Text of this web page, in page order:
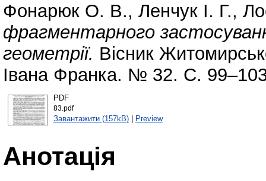
Фонарюк О. В., Ленчук І. Г.,
фрагментарного
геометрії. Вісник
Івана Франка. № 32. С.
PDF
83.pdf
Завантажити (157kB)| Preview
Анотація